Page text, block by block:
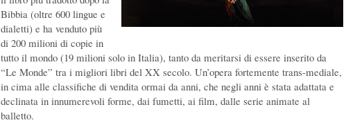
Bibbia (oltre 600 lingue e
dialetti) e ha venduto più
di 200 milioni di copie in
tutto il mondo (19 milioni solo in Italia), tanto da meritarsi di essere inserito da
“Le Monde” tra i migliori libri del XX secolo. Un’opera fortemente trans-mediale,
in cima alle classifiche di vendita ormai da anni, che negli anni è stata adattata e
declinata in innumerevoli forme, dai fumetti, ai film, dalle serie animate al
balletto.